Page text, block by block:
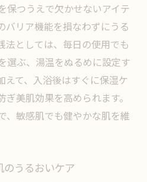
保つうえで欠かせないアイテ
バリア機能を損なわずにうる
法としては、毎日の使用でも
選ぶ、湯温をぬるめに設定す
えて、入浴後はすぐに保湿ケ
美肌効果を高められます。
、敏感肌でも健やかな肌を維
のうるおいケア